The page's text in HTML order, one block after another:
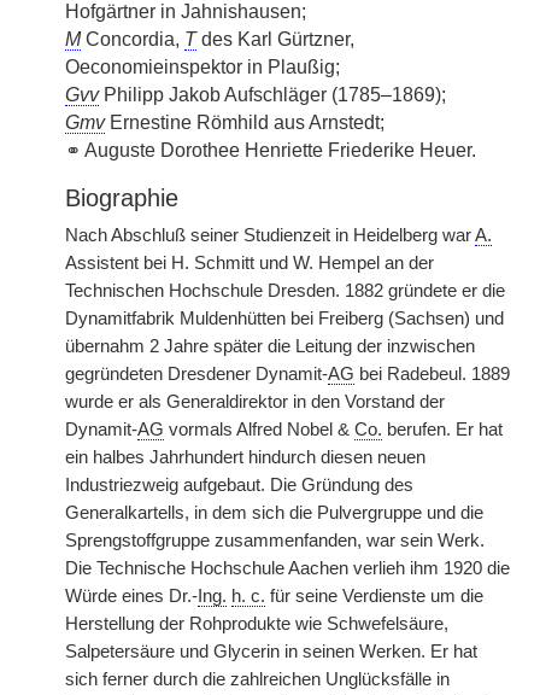
Hofgärtner in Jahnishausen;
MConcordia, Tdes Karl Gürtzner,
Oeconomieinspektor in Plaußig;
GvvPhilipp Jakob Aufschläger (1785–1869);
GmvErnestine Römhild aus Arnstedt;
⚭ Auguste Dorothee Henriette Friederike Heuer.
Biographie
Nach Abschluß seiner Studienzeit in Heidelberg warA.
Assistent bei H. Schmitt und W. Hempel an der
Technischen Hochschule Dresden. 1882 gründete er die
Dynamitfabrik Muldenhütten bei Freiberg (Sachsen) und
übernahm 2 Jahre später die Leitung der inzwischen
gegründeten Dresdener Dynamit-AG bei Radebeul. 1889
wurde er als Generaldirektor in den Vorstand der
Dynamit-AG vormals Alfred Nobel & Co. berufen. Er hat
ein halbes Jahrhundert hindurch diesen neuen
Industriezweig aufgebaut. Die Gründung des
Generalkartells, in dem sich die Pulvergruppe und die
Sprengstoffgruppe zusammenfanden, war sein Werk.
Die Technische Hochschule Aachen verlieh ihm 1920 die
Würde eines Dr.- Ing. h. c. für seine Verdienste um die
Herstellung der Rohprodukte wie Schwefelsäure,
Salpetersäure und Glycerin in seinen Werken. Er hat
sich ferner durch die zahlreichen Unglücksfälle in